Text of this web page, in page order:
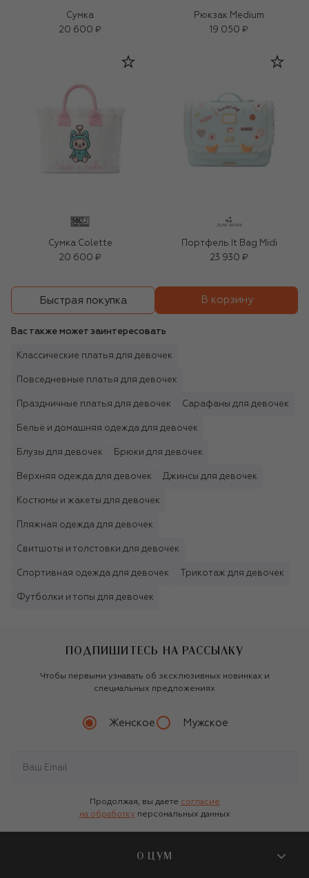
Сумка
20 600 ₽
Рюкзак Medium
19 050 ₽
Сумка Colette
20 600 ₽
Портфель It Bag Midi
23 930 ₽
Быстрая покупка В корзину
Вас также может заинтересовать
Классические платья для девочек
Повседневные платья для девочек
Праздничные платья для девочек Сарафаны для девочек
Бельё и домашняя одежда для девочек
Блузы для девочек Брюки для девочек
Верхняя одежда для девочек Джинсы для девочек
Костюмы и жакеты для девочек
Пляжная одежда для девочек
Свитшоты и толстовки для девочек
Спортивная одежда для девочек Трикотаж для девочек
Футболки и топы для девочек
ПОДПИШИТЕСЬ НА РАССЫЛКУ
Чтобы первыми узнавать об эксклюзивных новинках и
специальных предложениях
Женское Мужское
Продолжая, вы даете согласие
на обработку персональных данных
О ЦУМ